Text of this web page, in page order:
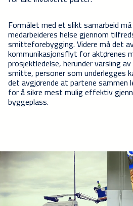
Formålet med et slikt samarbeid
medarbeideres helse gjennom
smitteforebygging. Videre må det
kommunikasjonsflyt for aktørenes
prosjektledelse, herunder varsling
smitte, personer som underlegges
det avgjørende at partene
for å sikre mest mulig effektiv
byggeplass.